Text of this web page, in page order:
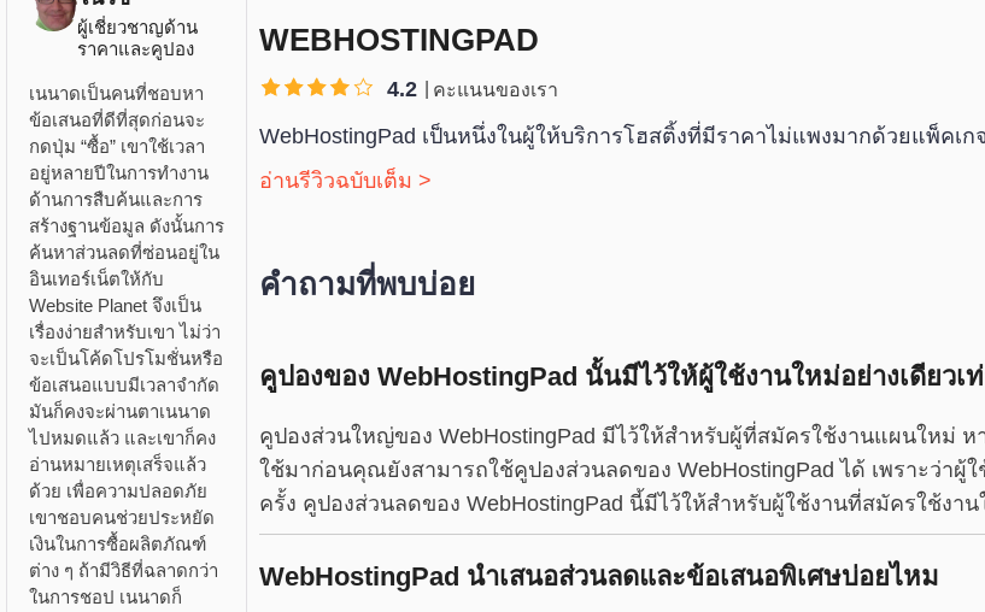
ผู้เชี่ยวชาญด้าน
ราคาและคูปอง
เนนาดเป็นคนที่ชอบหา
ข้อเสนอที่ดีที่สุดก่อนจะ
กดปุ่ม “ซื้อ” เขาใช้เวลา
อยู่หลายปีในการทำงาน
ด้านการสืบค้นและการ
สร้างฐานข้อมูล ดังนั้นการ
ค้นหาส่วนลดที่ซ่อนอยู่ใน
อินเทอร์เน็ตให้กับ
Website Planet จึงเป็น
เรื่องง่ายสำหรับเขา ไม่ว่า
จะเป็นโค้ดโปรโมชั่นหรือ
ข้อเสนอแบบมีเวลาจำกัด
มันก็คงจะผ่านตาเนนาด
ไปหมดแล้ว และเขาก็คง
อ่านหมายเหตุเสร็จแล้ว
ด้วย เพื่อความปลอดภัย
เขาชอบคนช่วยประหยัด
เงินในการซื้อผลิตภัณฑ์
ต่าง ๆ ถ้ามีวิธีที่ฉลาดกว่า
ในการชอป เนนาดก็
WEBHOSTINGPAD
4.2 คะแนนของเรา
WebHostingPad เป็นหนึ่งในผู้ให้บริการโฮสติ้งที่มีราคาไม่แพงมากด้วยแพ็คเก
อ่านรีวิวฉบับเต็ม >
คำถามที่พบบ่อย
คูปองของ WebHostingPad นั้นมีไว้ให้ผู้ใช้งานใหม่อย่างเดียวเ
คูปองส่วนใหญ่ของ WebHostingPad มีไว้ให้สำหรับผู้ที่สมัครใช้งานแผนใหม่
ใช้มาก่อนคุณยังสามารถใช้คูปองส่วนลดของ WebHostingPad ได้ เพราะว่าผู้
ครั้ง คูปองส่วนลดของ WebHostingPad นี้มีไว้ให้สำหรับผู้ใช้งานที่สมัครใช้งาน
WebHostingPad นำเสนอส่วนลดและข้อเสนอพิเศษบ่อยไหม